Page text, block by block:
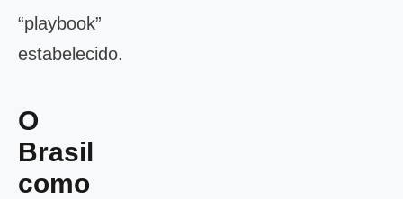
“playbook”
estabelecido.
O
Brasil
como